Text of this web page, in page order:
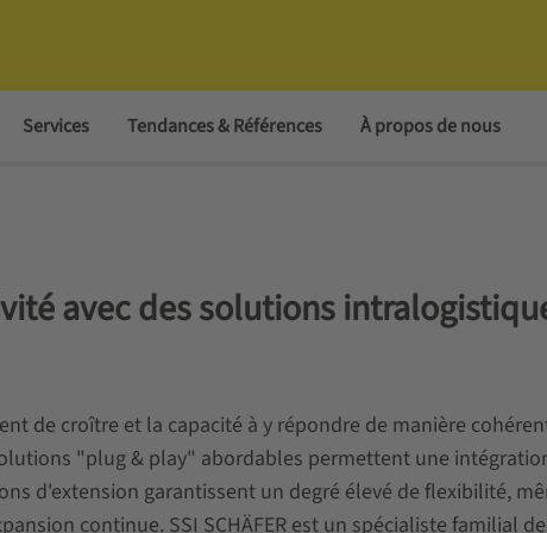
Services Tendances & Références À propos de nous
avec des solutions
de croître et la capacité à y répondre de manière
"plug & play" abordables permettent une
d'extension garantissent un degré élevé de flexibilité,
continue. SSI SCHÄFER est un spécialiste familial de